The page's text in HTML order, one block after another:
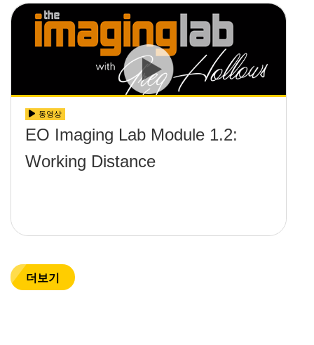
동영상
EO Imaging Lab Module 1.2:
Working Distance
더보기